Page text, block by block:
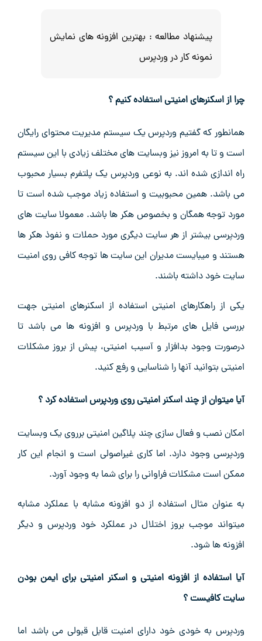
پیشنهاد مطالعه : بهترین افزونه های نمایش
نمونه کار در وردپرس
چرا از اسکنرهای امنیتی استفاده کنیم ؟
همانطور که گفتیم وردپرس یک سیستم مدیریت محتوای رایگان
است و تا به امروز نیز وبسایت های مختلف زیادی با این سیستم
راه اندازی شده اند. به نوعی وردپرس یک پلتفرم بسیار محبوب
می باشد. همین محبوبیت و استفاده زیاد موجب شده است تا
مورد توجه همگان و بخصوص هکر ها باشد. معمولا سایت های
وردپرسی بیشتر از هر سایت دیگری مورد حملات و نفوذ هکر ها
هستند و میبایست مدیران این سایت ها توجه کافی روی امنیت
سایت خود داشته باشند.
یکی از راهکارهای امنیتی استفاده از اسکنرهای امنیتی جهت
بررسی فایل های مرتبط با وردپرس و افزونه ها می باشد تا
درصورت وجود بدافزار و آسیب امنیتی، پیش از بروز مشکلات
امنیتی بتوانید آنها را شناسایی و رفع کنید.
آیا میتوان از چند اسکنر امنیتی روی وردپرس استفاده کرد ؟
امکان نصب و فعال سازی چند پلاگین امنیتی برروی یک وبسایت
وردپرسی وجود دارد. اما کاری غیراصولی است و انجام این کار
ممکن است مشکلات فراوانی را برای شما به وجود آورد.
به عنوان مثال استفاده از دو افزونه مشابه با عملکرد مشابه
میتواند موجب بروز اختلال در عملکرد خود وردپرس و دیگر
افزونه ها شود.
آیا استفاده از افزونه امنیتی و اسکنر امنیتی برای ایمن بودن
سایت کافیست ؟
وردپرس به خودی خود دارای امنیت قابل قبولی می باشد اما